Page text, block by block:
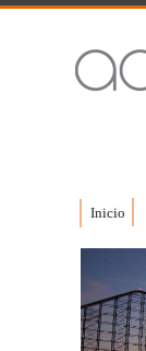
Inicio